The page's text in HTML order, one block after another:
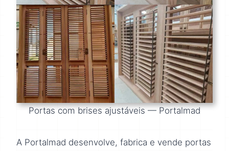
Portas com brises ajustáveis — Portalmad
A Portalmad desenvolve, fabrica e vende portas